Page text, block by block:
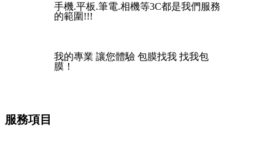
手機.平板.筆電.相機等3C都是我們服務
的範圍!!!
我的專業 讓您體驗 包膜找我 找我包
膜！
服務項目